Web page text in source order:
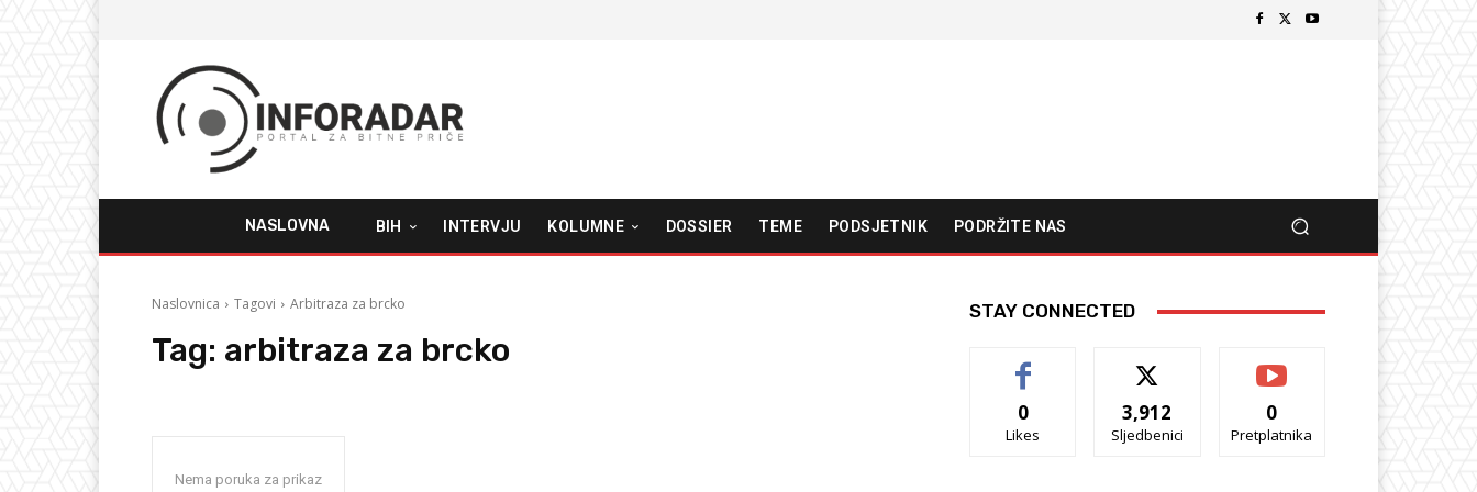
NASLOVNA BIH INTERVJU KOLUMNE DOSSIER TEME PODSJETNIK PODRŽITE NAS
Naslovnica Tagovi Arbitraza za brcko
Tag: arbitraza za brcko
Nema poruka za prikaz
STAY CONNECTED
0
Likes
3,912
Sljedbenici
0
Pretplatnika